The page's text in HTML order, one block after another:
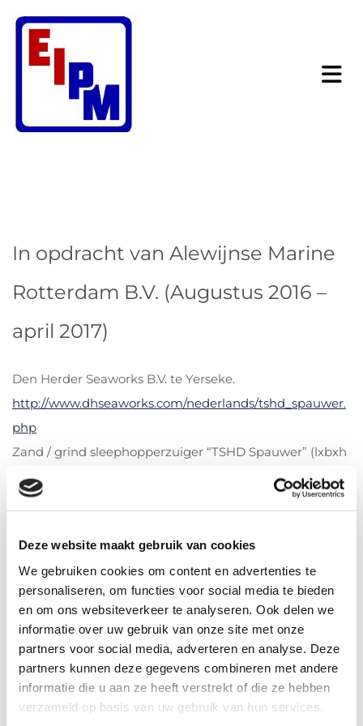
Deze website maakt gebruik van cookies
We gebruiken cookies om content en advertenties te
personaliseren, om functies voor social media te bieden
en om ons websiteverkeer te analyseren. Ook delen we
informatie over uw gebruik van onze site met onze
partners voor social media, adverteren en analyse. Deze
partners kunnen deze gegevens combineren met andere
informatie die u aan ze heeft verstrekt of die ze hebben
verzameld op basis van uw gebruik van hun services.
In opdracht van Alewijnse Marine
Rotterdam B.V. (Augustus 2016 –
april 2017)
Den Herder Seaworks B.V. te Yerseke.
http://www.dhseaworks.com/nederlands/tshd_spauwer.
php
Zand / grind sleephopperzuiger “TSHD Spauwer” (lxbxh
142x21x53m)
Deze kan tot een diepte van 65meter zand en grind
Heeft een laad ruimte van 7.453.m3 ca. 13.060ton.
Losinstallatie verrijdbare kraan en transportbaan welke
tot op 50 meter afstand grind kan lossen.
Engineering van de elektrische installatie:
Hoofdverdelers 690VAC bakboord en stuurboord.
Elk gevoed door een As generator 4000kW en een
auxiliary generator van 350kW.